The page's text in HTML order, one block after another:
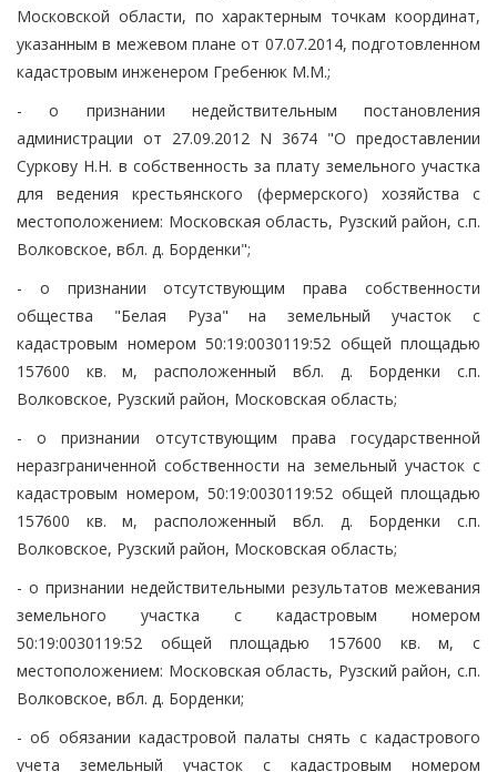
Московской области, по характерным точкам координат,
указанным в межевом плане от 07.07.2014, подготовленном
кадастровым инженером Гребенюк М.М.;
- о признании недействительным постановления
администрации от 27.09.2012 N 3674 "О предоставлении
Суркову Н.Н. в собственность за плату земельного участка
для ведения крестьянского (фермерского) хозяйства с
местоположением: Московская область, Рузский район, с.п.
Волковское, вбл. д. Борденки";
- о признании отсутствующим права собственности
общества "Белая Руза" на земельный участок с
кадастровым номером 50:19:0030119:52 общей площадью
157600 кв. м, расположенный вбл. д. Борденки с.п.
Волковское, Рузский район, Московская область;
- о признании отсутствующим права государственной
неразграниченной собственности на земельный участок с
кадастровым номером, 50:19:0030119:52 общей площадью
157600 кв. м, расположенный вбл. д. Борденки с.п.
Волковское, Рузский район, Московская область;
- о признании недействительными результатов межевания
земельного участка с кадастровым номером
50:19:0030119:52 общей площадью 157600 кв. м, с
местоположением: Московская область, Рузский район, с.п.
Волковское, вбл. д. Борденки;
- об обязании кадастровой палаты снять с кадастрового
учета земельный участок с кадастровым номером